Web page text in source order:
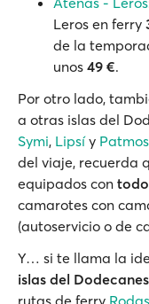
Leros en ferry
de la
unos 49 €.
Por otro lado,
a otras islas del
Symi, Lipsíy Patmos
del viaje, recuerda
equipados con
camarotes con
(autoservicio o de
Y… si te llama la
islas del
rutas de ferry